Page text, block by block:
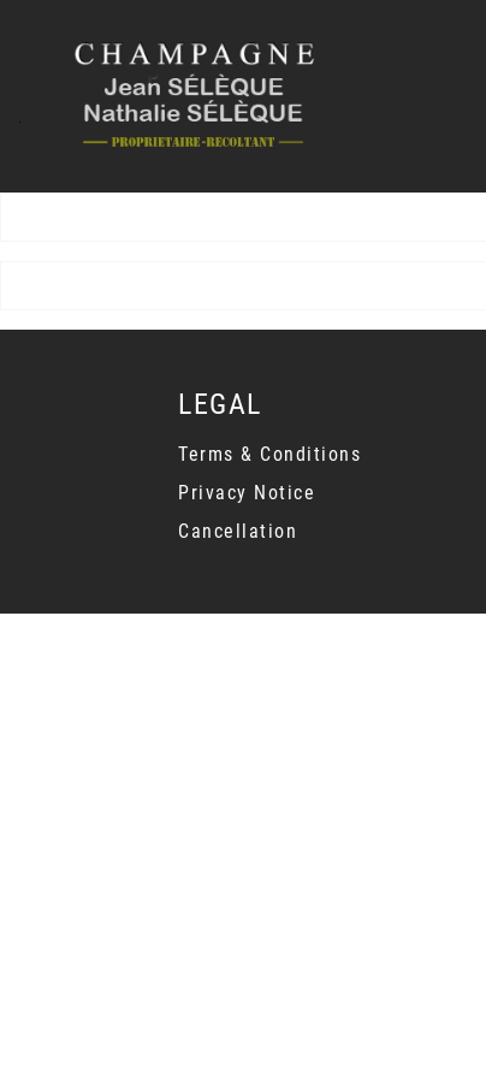
LEGAL
Terms & Conditions
Privacy Notice
Cancellation